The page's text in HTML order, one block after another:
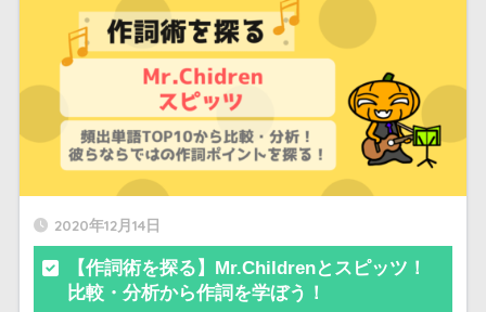
2020年12月14日
【作詞術を探る】Mr.Childrenとスピッツ！
比較・分析から作詞を学ぼう！